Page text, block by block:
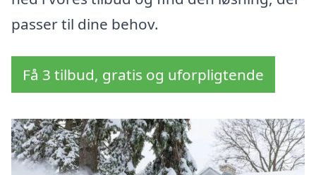
passer til dine behov.
Få 3 tilbud, gratis og uforpligtende